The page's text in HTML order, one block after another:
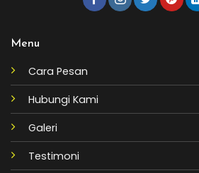
Menu
Cara Pesan
Hubungi Kami
Galeri
Testimoni